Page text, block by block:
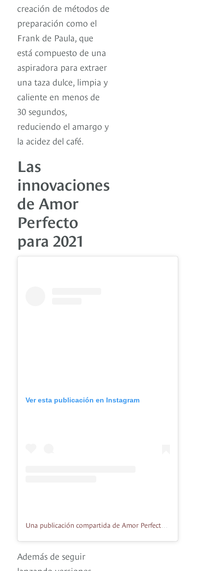
creación de métodos de
preparación como el
Frank de Paula, que
está compuesto de una
aspiradora para extraer
una taza dulce, limpia y
caliente en menos de
30 segundos,
reduciendo el amargo y
la acidez del café.
Las
innovaciones
de Amor
Perfecto
para 2021
Ver esta publicación en Instagram
Además de seguir